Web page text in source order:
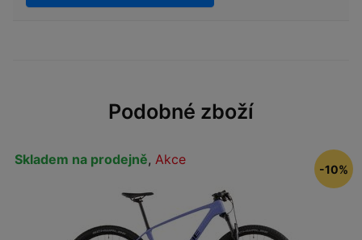
Podobné zboží
Skladem na prodejně, Akce
-10%